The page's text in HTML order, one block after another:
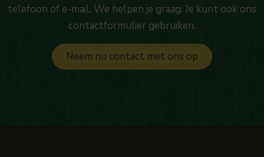
telefoon of e-mail. We helpen je graag. Je kunt ook ons
contactformulier gebruiken.
Neem nu contact met ons op